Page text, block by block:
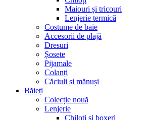
Maiouri și tricouri
Lenjerie termică
Costume de baie
Accesorii de plajă
Dresuri
Șosete
Pijamale
Colanți
Căciuli și mănuși
Băieți
Colecție nouă
Lenjerie
Chiloți și boxeri